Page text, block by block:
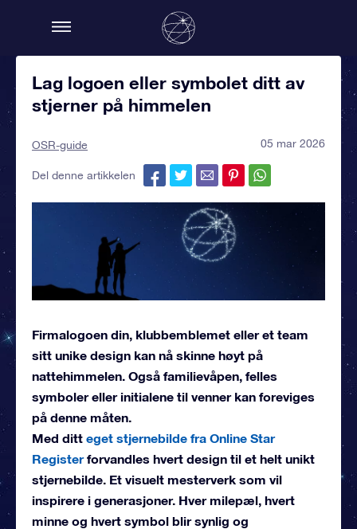
Lag logoen eller symbolet ditt av
stjerner på himmelen
OSR-guide 05 mar 2026
Del denne artikkelen
Firmalogoen din, klubbemblemet eller et team
sitt unike design kan nå skinne høyt på
nattehimmelen. Også familievåpen, felles
symboler eller initialene til venner kan foreviges
på denne måten.
Med ditt eget stjernebilde fra Online Star
Registerforvandles hvert design til et helt unikt
stjernebilde. Et visuelt mesterverk som vil
inspirere i generasjoner. Hver milepæl, hvert
minne og hvert symbol blir synlig og